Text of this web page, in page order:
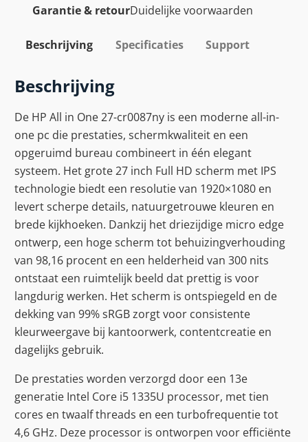
Garantie & retourDuidelijke voorwaarden
Beschrijving Specificaties Support
Beschrijving
De HP All in One 27-cr0087ny is een moderne all-in-
one pc die prestaties, schermkwaliteit en een
opgeruimd bureau combineert in één elegant
systeem. Het grote 27 inch Full HD scherm met IPS
technologie biedt een resolutie van 1920×1080 en
levert scherpe details, natuurgetrouwe kleuren en
brede kijkhoeken. Dankzij het driezijdige micro edge
ontwerp, een hoge scherm tot behuizingverhouding
van 98,16 procent en een helderheid van 300 nits
ontstaat een ruimtelijk beeld dat prettig is voor
langdurig werken. Het scherm is ontspiegeld en de
dekking van 99% sRGB zorgt voor consistente
kleurweergave bij kantoorwerk, contentcreatie en
dagelijks gebruik.
De prestaties worden verzorgd door een 13e
generatie Intel Core i5 1335U processor, met tien
cores en twaalf threads en een turbofrequentie tot
4,6 GHz. Deze processor is ontworpen voor efficiënte